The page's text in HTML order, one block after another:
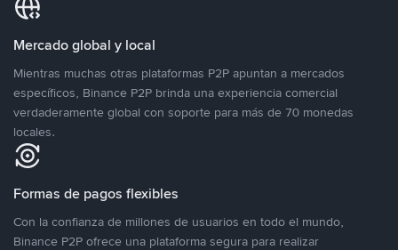
Mercado global y local
Mientras muchas otras plataformas P2P apuntan a mercados
específicos, Binance P2P brinda una experiencia comercial
verdaderamente global con soporte para más de 70 monedas
locales.
Formas de pagos flexibles
Con la confianza de millones de usuarios en todo el mundo,
Binance P2P ofrece una plataforma segura para realizar